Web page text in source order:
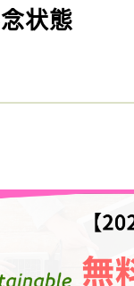
状態
記事を
ロ